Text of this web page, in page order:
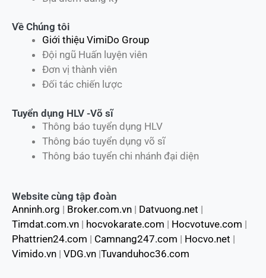
Về Chúng tôi
Giới thiệu VimiDo Group
Đội ngũ Huấn luyện viên
Đơn vị thành viên
Đối tác chiến lược
Tuyển dụng HLV -Võ sĩ
Thông báo tuyển dụng HLV
Thông báo tuyển dụng võ sĩ
Thông báo tuyển chi nhánh đại diện
Website cùng tập đoàn
Anninh.org | Broker.com.vn | Datvuong.net |
Timdat.com.vn | hocvokarate.com | Hocvotuve.com |
Phattrien24.com | Camnang247.com | Hocvo.net |
Vimido.vn | VDG.vn |Tuvanduhoc36.com